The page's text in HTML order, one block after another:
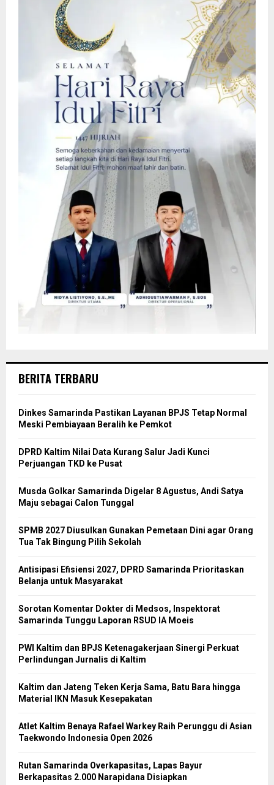
BERITA TERBARU
Dinkes Samarinda Pastikan Layanan BPJS Tetap Normal
Meski Pembiayaan Beralih ke Pemkot
DPRD Kaltim Nilai Data Kurang Salur Jadi Kunci
Perjuangan TKD ke Pusat
Musda Golkar Samarinda Digelar 8 Agustus, Andi Satya
Maju sebagai Calon Tunggal
SPMB 2027 Diusulkan Gunakan Pemetaan Dini agar Orang
Tua Tak Bingung Pilih Sekolah
Antisipasi Efisiensi 2027, DPRD Samarinda Prioritaskan
Belanja untuk Masyarakat
Sorotan Komentar Dokter di Medsos, Inspektorat
Samarinda Tunggu Laporan RSUD IA Moeis
PWI Kaltim dan BPJS Ketenagakerjaan Sinergi Perkuat
Perlindungan Jurnalis di Kaltim
Kaltim dan Jateng Teken Kerja Sama, Batu Bara hingga
Material IKN Masuk Kesepakatan
Atlet Kaltim Benaya Rafael Warkey Raih Perunggu di Asian
Taekwondo Indonesia Open 2026
Rutan Samarinda Overkapasitas, Lapas Bayur
Berkapasitas 2.000 Narapidana Disiapkan